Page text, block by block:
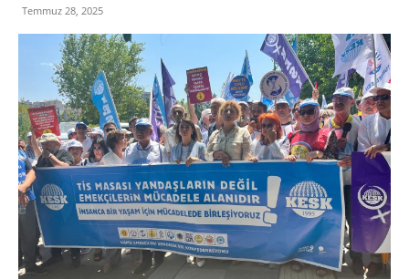
Temmuz 28, 2025